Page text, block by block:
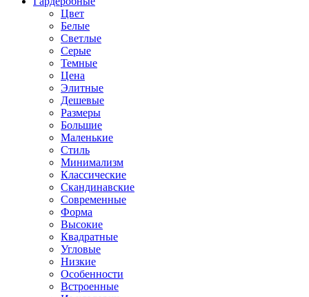
Цвет
Белые
Светлые
Серые
Темные
Цена
Элитные
Дешевые
Размеры
Большие
Маленькие
Стиль
Минимализм
Классические
Скандинавские
Современные
Форма
Высокие
Квадратные
Угловые
Низкие
Особенности
Встроенные